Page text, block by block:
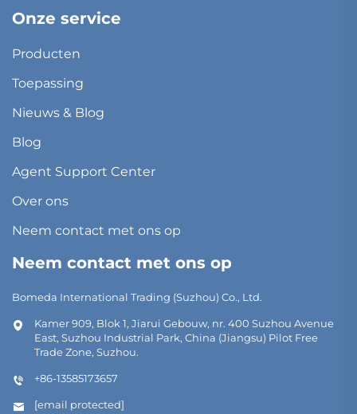
Onze service
Producten
Toepassing
Nieuws & Blog
Blog
Agent Support Center
Over ons
Neem contact met ons op
Neem contact met ons op
Bomeda International Trading (Suzhou) Co., Ltd.
Kamer 909, Blok 1, Jiarui Gebouw, nr. 400 Suzhou Avenue
East, Suzhou Industrial Park, China (Jiangsu) Pilot Free
Trade Zone, Suzhou.
+86-13585173657
[email protected]